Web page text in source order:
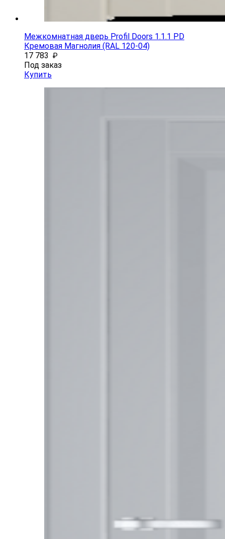
Межкомнатная дверь Profil Doors 1.1.1 PD
Кремовая Магнолия (RAL 120-04)
17 783 ₽
Под заказ
Купить